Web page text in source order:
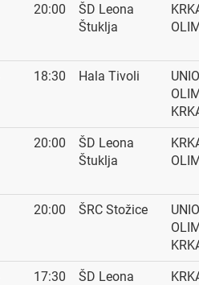
20:00
ŠD Leona
Štuklja
18:30 Hala Tivoli
20:00
ŠD Leona
Štuklja
20:00 ŠRC Stožice
17:30
ŠD Leona